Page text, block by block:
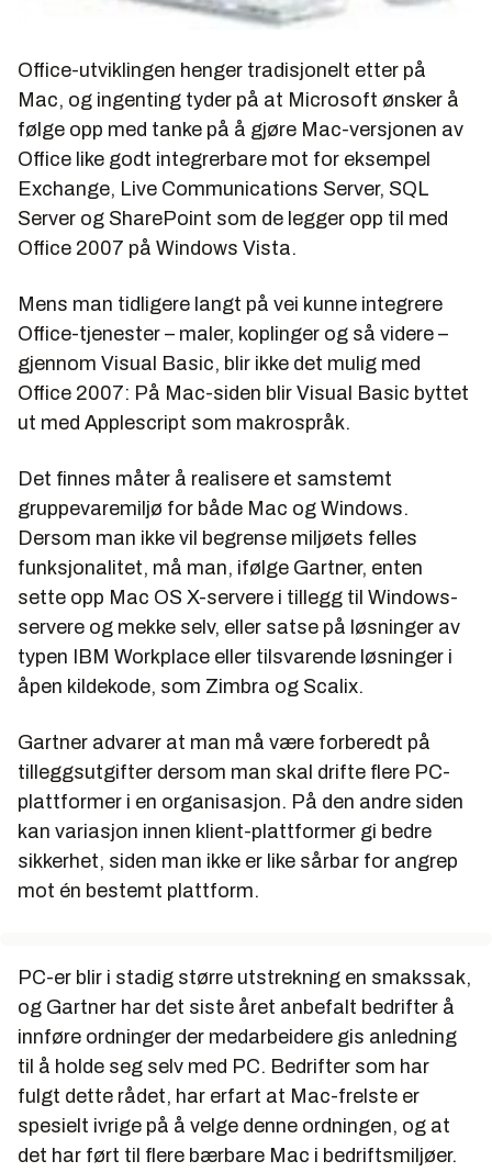
Office-utviklingen henger tradisjonelt etter på
Mac, og ingenting tyder på at Microsoft ønsker å
følge opp med tanke på å gjøre Mac-versjonen av
Office like godt integrerbare mot for eksempel
Exchange, Live Communications Server, SQL
Server og SharePoint som de legger opp til med
Office 2007 på Windows Vista.
Mens man tidligere langt på vei kunne integrere
Office-tjenester – maler, koplinger og så videre –
gjennom Visual Basic, blir ikke det mulig med
Office 2007: På Mac-siden blir Visual Basic byttet
ut med Applescript som makrospråk.
Det finnes måter å realisere et samstemt
gruppevaremiljø for både Mac og Windows.
Dersom man ikke vil begrense miljøets felles
funksjonalitet, må man, ifølge Gartner, enten
sette opp Mac OS X-servere i tillegg til Windows-
servere og mekke selv, eller satse på løsninger av
typen IBM Workplace eller tilsvarende løsninger i
åpen kildekode, som Zimbra og Scalix.
Gartner advarer at man må være forberedt på
tilleggsutgifter dersom man skal drifte flere PC-
plattformer i en organisasjon. På den andre siden
kan variasjon innen klient-plattformer gi bedre
sikkerhet, siden man ikke er like sårbar for angrep
mot én bestemt plattform.
PC-er blir i stadig større utstrekning en smakssak,
og Gartner har det siste året anbefalt bedrifter å
innføre ordninger der medarbeidere gis anledning
til å holde seg selv med PC. Bedrifter som har
fulgt dette rådet, har erfart at Mac-frelste er
spesielt ivrige på å velge denne ordningen, og at
det har ført til flere bærbare Mac i bedriftsmiljøer.